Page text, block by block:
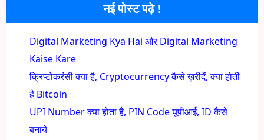
नई पोस्ट पढ़े !
Digital Marketing Kya Hai और Digital Marketing
Kaise Kare
क्रिप्टोकरंसी क्या है, Cryptocurrency कैसे ख़रीदें, क्या होती
है Bitcoin
UPI Number क्या होता है, PIN Code यूपीआई, ID कैसे
बनाये